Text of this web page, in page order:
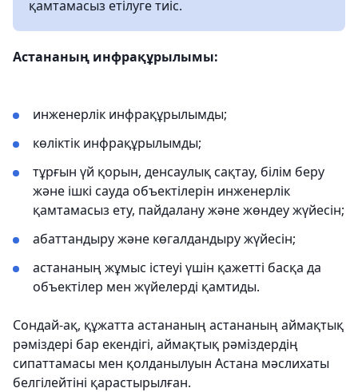
қамтамасыз етілуге тиіс.
Астананың инфрақұрылымы:
инженерлік инфрақұрылымды;
көліктік инфрақұрылымды;
тұрғын үй қорын, денсаулық сақтау, білім беру
және ішкі сауда объектілерін инженерлік
қамтамасыз ету, пайдалану және жөндеу жүйесін;
абаттандыру және көгалдандыру жүйесін;
астананың жұмыс істеуі үшін қажетті басқа да
объектілер мен жүйелерді қамтиды.
Сондай-ақ, құжатта астананың астананың аймақтық
рәміздері бар екендігі, аймақтық рәміздердің
сипаттамасы мен қолданылуын Астана мәслихаты
белгілейтіні қарастырылған.